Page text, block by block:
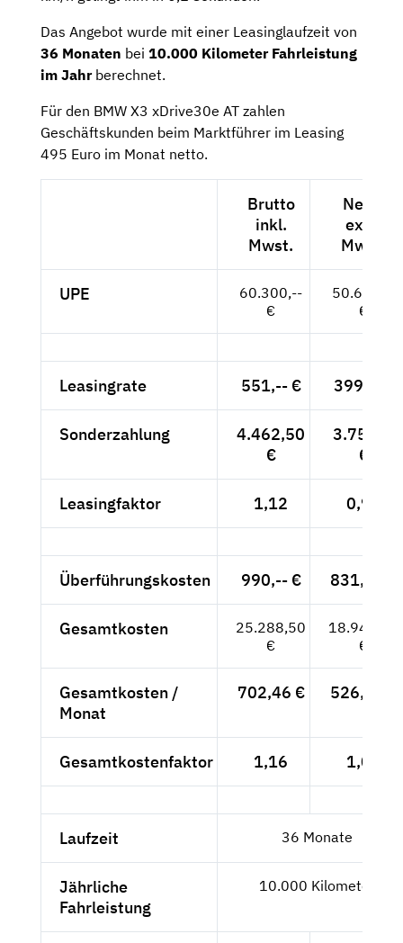
Das Angebot wurde mit einer Leasinglaufzeit von
36 Monaten bei 10.000 Kilometer Fahrleistung
im Jahrberechnet.
Für den BMW X3 xDrive30e AT zahlen
Geschäftskunden beim Marktführer im Leasing
495 Euro im Monat netto.
Brutto
inkl.
Mwst.
Netto
exkl.
Mwst.
UPE
60.300,--
€
50.672,--
€
Leasingrate 551,-- € 399,-- €
Sonderzahlung
4.462,50
€
3.750,--
€
Leasingfaktor 1,12 0,99
Überführungskosten 990,-- € 831,93 €
Gesamtkosten
25.288,50
€
18.945,93
€
Gesamtkosten /
Monat
702,46 € 526,28 €
Gesamtkostenfaktor 1,16 1,04
Laufzeit 36 Monate
Jährliche
Fahrleistung
10.000 Kilometer